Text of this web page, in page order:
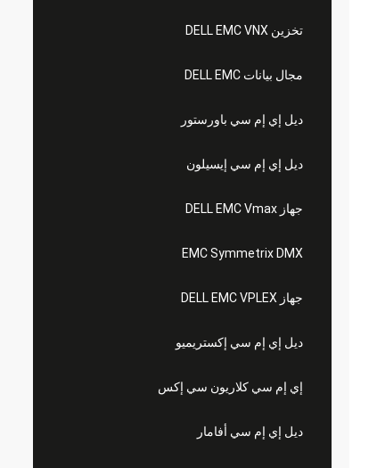
تخزين DELL EMC VNX
مجال بيانات DELL EMC
ديل إي إم سي باورستور
ديل إي إم سي إيسيلون
جهاز DELL EMC Vmax
EMC Symmetrix DMX
جهاز DELL EMC VPLEX
ديل إي إم سي إكستريميو
إي إم سي كلاريون سي إكس
ديل إي إم سي أفامار